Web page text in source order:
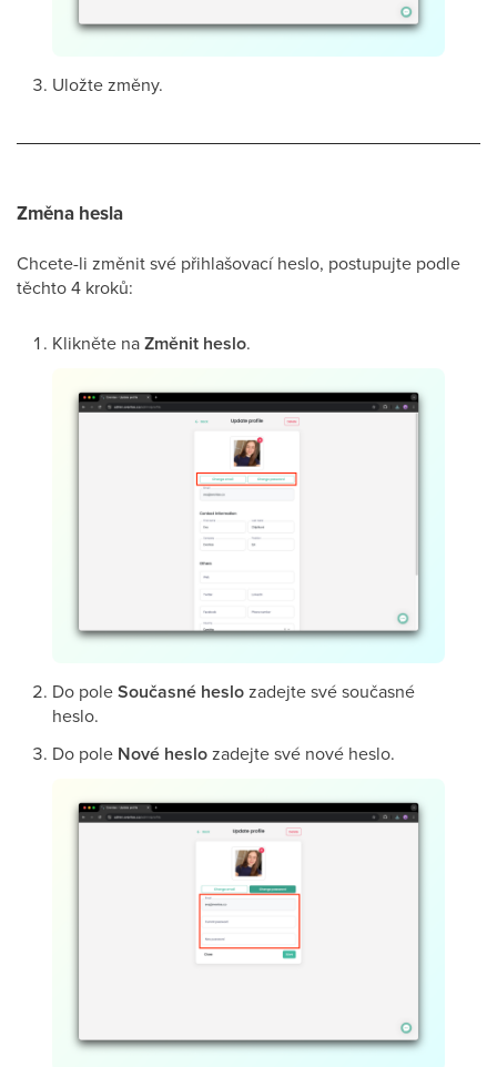
Uložte změny.
Změna hesla
Chcete-li změnit své přihlašovací heslo, postupujte podle
těchto 4 kroků:
Klikněte naZměnit heslo.
Do poleSoučasné heslozadejte své současné
heslo.
Do pole Nové heslozadejte své nové heslo.